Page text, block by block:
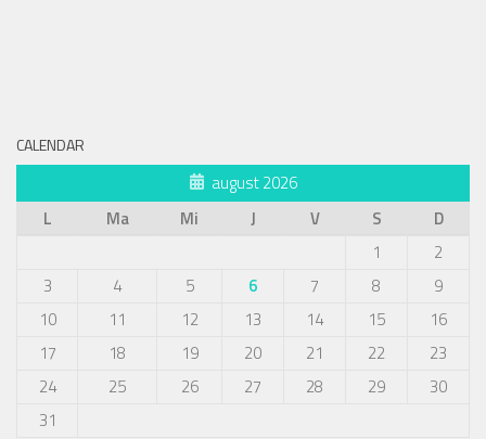
CALENDAR
august 2026
L
Ma Mi J V S
D
1
2
3
4 5 6 7 8
9
10
11 12 13 14 15
16
17
18 19 20 21 22
23
24
25 26 27 28 29
30
31